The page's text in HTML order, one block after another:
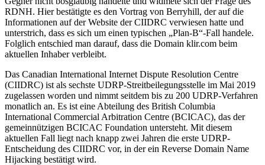
RDNH. Hier bestätigte es den Vortrag von Berryhill, der auf die
Informationen auf der Website der CIIDRC verwiesen hatte und
unterstrich, dass es sich um einen typischen „Plan-B“-Fall handele.
Folglich entschied man darauf, dass die Domain klir.com beim
aktuellen Inhaber verbleibt.
Das Canadian International Internet Dispute Resolution Centre
(CIIDRC) ist als sechste UDRP-Streitbeilegungsstelle im Mai 2019
zugelassen worden und nimmt seitdem bis zu 200 UDRP-Verfahren
monatlich an. Es ist eine Abteilung des British Columbia
International Commercial Arbitration Centre (BCICAC), das der
gemeinnützigen BCICAC Foundation untersteht. Mit diesem
aktuellen Fall liegt nach knapp zwei Jahren die erste UDRP-
Entscheidung des CIIDRC vor, in der ein Reverse Domain Name
Hijacking bestätigt wird.